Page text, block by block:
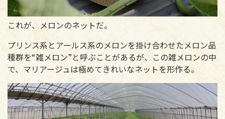
これが、メロンのネットだ。
プリンス系とアールス系のメロンを掛け合わせたメロン品
種群を“雑メロン”と呼ぶことがあるが、この雑メロンの中
で、マリアージュは極めてきれいなネットを形作る。